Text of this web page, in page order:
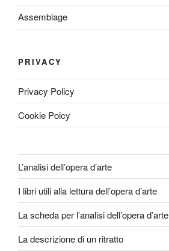
Assemblage
PRIVACY
Privacy Policy
Cookie Poicy
L’analisi dell’opera d’arte
I libri utili alla lettura dell’opera d’arte
La scheda per l’analisi dell’opera d’arte
La descrizione di un ritratto